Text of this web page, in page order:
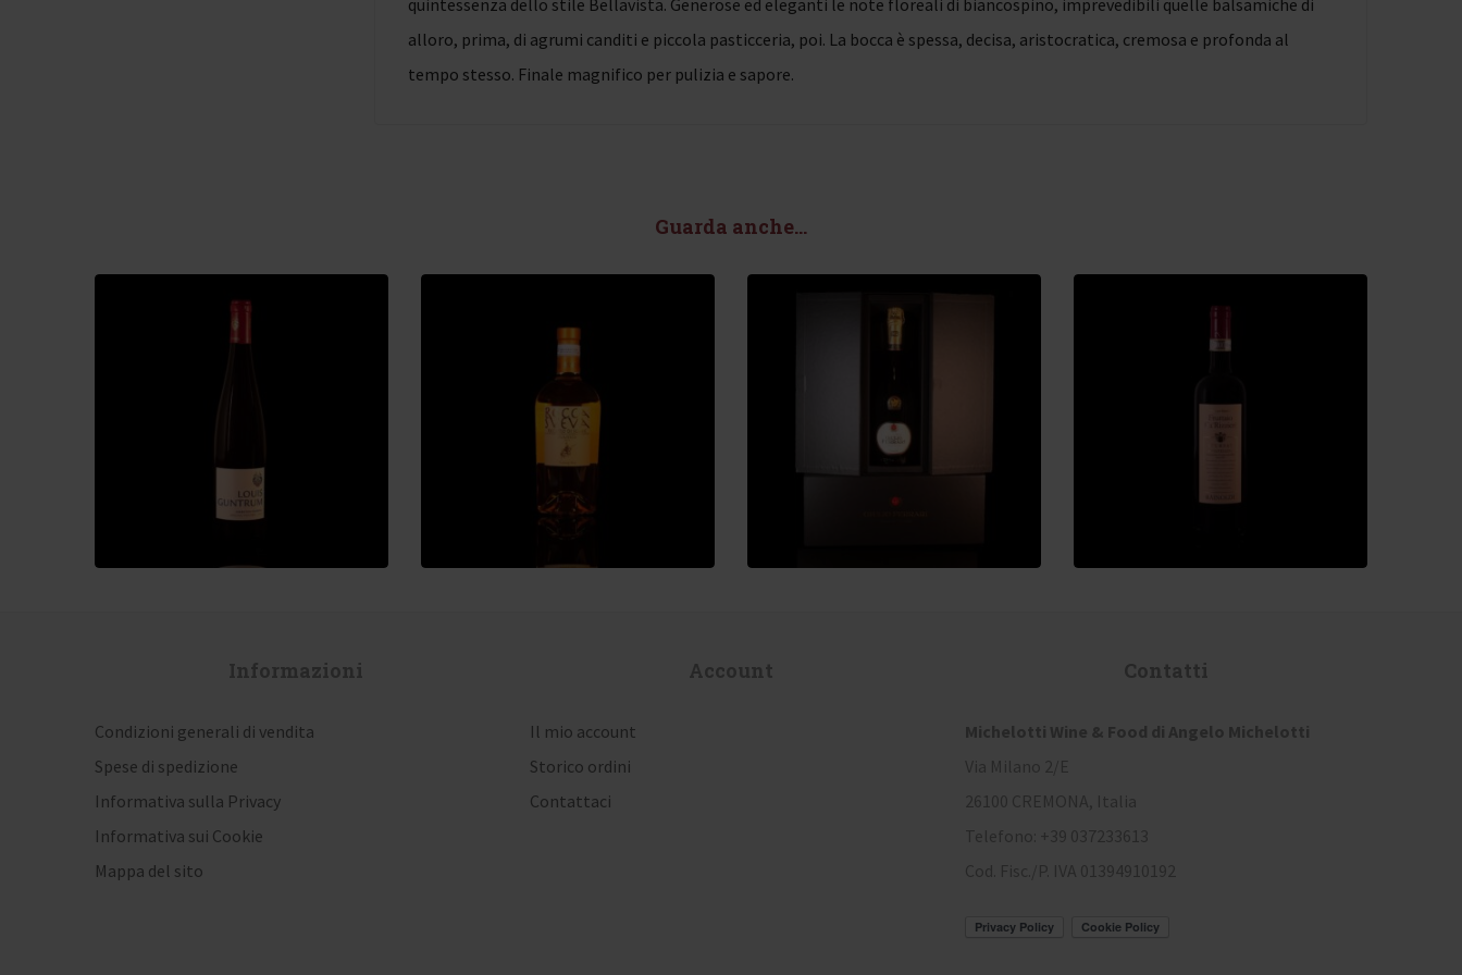
alloro, prima, di agrumi canditi e piccola pasticceria, poi. La bocca è spessa, decisa, aristocratica, cremosa e profonda al
tempo stesso. Finale magnifico per pulizia e sapore.
Guarda anche...
Informazioni
Condizioni generali di vendita
Spese di spedizione
Informativa sulla Privacy
Informativa sui Cookie
Mappa del sito
Account
Il mio account
Storico ordini
Contattaci
Contatti
Michelotti Wine & Food di Angelo Michelotti
Via Milano 2/E
26100 CREMONA, Italia
Telefono: +39 037233613
Cod. Fisc./P. IVA 01394910192